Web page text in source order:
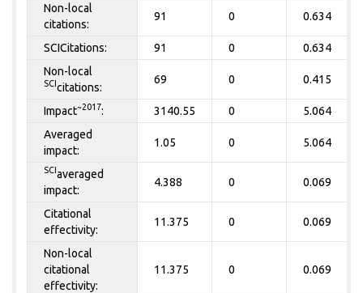
Non-local
citations:
91 0 0.634
SCICitations: 91 0
0.634
Non-local
SCI citations:
69 0 0.415
Impact~2017: 3140.55 0
5.064
Averaged
impact:
1.05 0 5.064
SCI averaged
impact:
4.388 0 0.069
Citational
effectivity:
11.375 0 0.069
Non-local
citational
effectivity:
11.375 0 0.069